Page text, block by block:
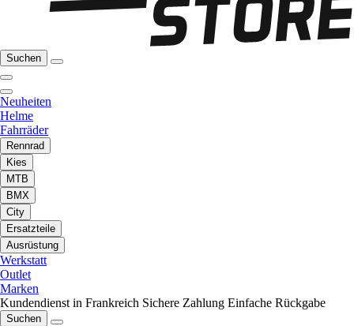
Suchen
Neuheiten
Helme
Fahrräder
Rennrad
Kies
MTB
BMX
City
Ersatzteile
Ausrüstung
Werkstatt
Outlet
Marken
Kundendienst in Frankreich Sichere Zahlung Einfache Rückgabe
Suchen